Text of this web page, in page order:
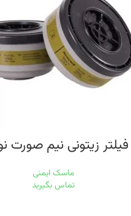
فیلتر زیتونی نیم صورت
ماسک ایمنی
تماس بگیرید